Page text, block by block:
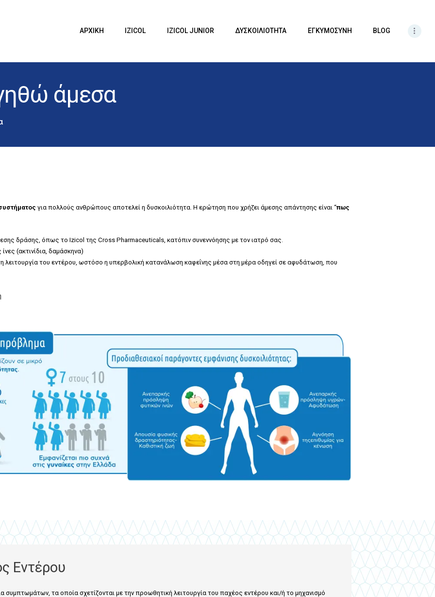
ΑΡΧΙΚΗ IZICOL IZICOL JUNIOR ΔΥΣΚΟΙΛΙΟΤΗΤΑ ΕΓΚΥΜΟΣΥΝΗ BLOG
άμεσα
Izicol
ΕΓΚΥΜΟΣΥΝΗ
για πολλούς ανθρώπους αποτελεί η δυσκοιλιότητα. Η ερώτηση που χρήζει άμεσης απάντησης είναι “πως
δράσης, όπως το Izicol της Cross Pharmaceuticals, κατόπιν συνεννόησης με τον ιατρό σας.
(ακτινίδια, δαμάσκηνα)
λειτουργία του εντέρου, ωστόσο η υπερβολική κατανάλωση καφεΐνης μέσα στη μέρα οδηγεί σε αφυδάτωση, που
Εντέρου
συμπτωμάτων, τα οποία σχετίζονται με την προωθητική λειτουργία του παχέος εντέρου και/ή το μηχανισμό